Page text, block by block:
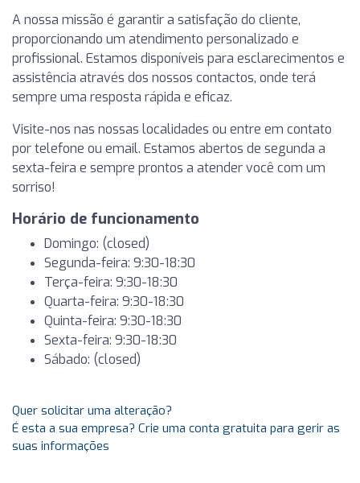
A nossa missão é garantir a satisfação do cliente,
proporcionando um atendimento personalizado e
profissional. Estamos disponíveis para esclarecimentos e
assistência através dos nossos contactos, onde terá
sempre uma resposta rápida e eficaz.
Visite-nos nas nossas localidades ou entre em contato
por telefone ou email. Estamos abertos de segunda a
sexta-feira e sempre prontos a atender você com um
sorriso!
Horário de funcionamento
Domingo: (closed)
Segunda-feira: 9:30-18:30
Terça-feira: 9:30-18:30
Quarta-feira: 9:30-18:30
Quinta-feira: 9:30-18:30
Sexta-feira: 9:30-18:30
Sábado: (closed)
Quer solicitar uma alteração?
É esta a sua empresa? Crie uma conta gratuita para gerir as
suas informações